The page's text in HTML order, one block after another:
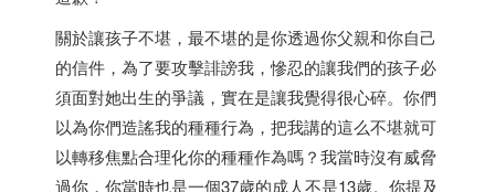
關於讓孩子不堪，最不堪的是你透過你父親和你自己
的信件，為了要攻擊誹謗我，慘忍的讓我們的孩子必
須面對她出生的爭議，實在是讓我覺得很心碎。你們
以為你們造謠我的種種行為，把我講的這么不堪就可
以轉移焦點合理化你的種種作為嗎？我當時沒有威脅
過你，你當時也是一個37歲的成人不是13歲。你提及